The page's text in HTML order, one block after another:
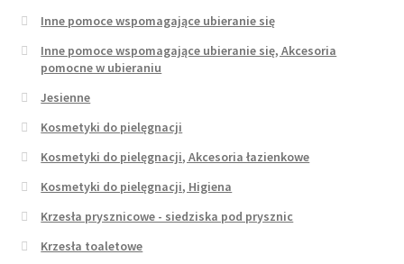
Inne pomoce wspomagające ubieranie się
Inne pomoce wspomagające ubieranie się, Akcesoria
pomocne w ubieraniu
Jesienne
Kosmetyki do pielęgnacji
Kosmetyki do pielęgnacji, Akcesoria łazienkowe
Kosmetyki do pielęgnacji, Higiena
Krzesła prysznicowe - siedziska pod prysznic
Krzesła toaletowe